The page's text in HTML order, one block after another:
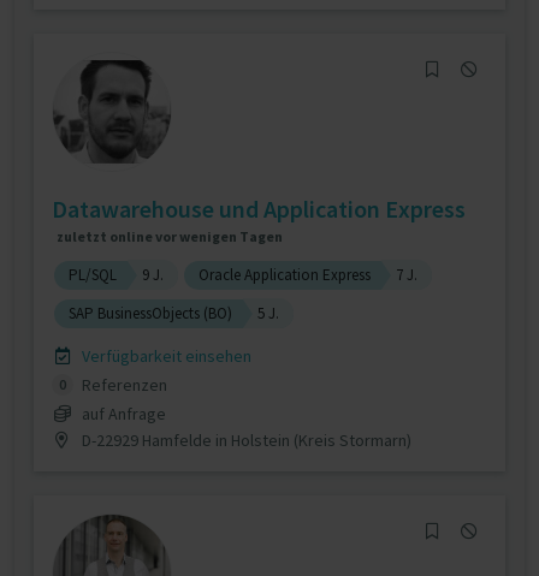
Datawarehouse und Application Express
zuletzt online vor wenigen Tagen
PL/SQL 9 J. Oracle Application Express
7 J.
SAP BusinessObjects (BO)
5 J.
Verfügbarkeit einsehen
0
Referenzen
auf Anfrage
D-22929 Hamfelde in Holstein (Kreis Stormarn)